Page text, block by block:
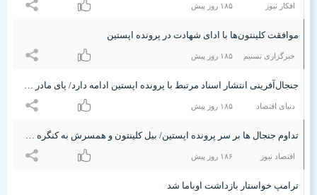
افکار نیوز ۱۸۵ روز پیش
موافقت کلینتون‌ها با ادای شهادت در پرونده اپستین
خبرگزاری تسنیم ۱۸۵ روز پیش
جنجال‌آفرینی انتشار اسناد مرتبط با پرونده اپستین ادامه دارد/ پای مادر زهران ممدانی هم به ماجرا باز شد
دنیای اقتصاد ۱۸۵ روز پیش
تداوم جنجال ها بر سر پرونده اپستین/ بیل کلینتون و همسرش به کنگره می‌روند
اقتصاد نیوز ۱۸۶ روز پیش
ترامپ خواستار بازداشت اوباما شد